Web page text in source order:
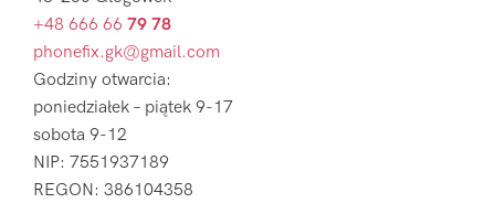
+48 666 66 79 78
phonefix.gk@gmail.com
Godziny otwarcia:
poniedziałek – piątek 9-17
sobota 9-12
NIP: 7551937189
REGON: 386104358